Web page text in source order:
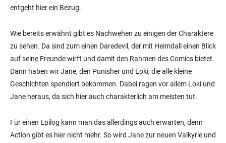
entgeht hier ein Bezug.
Wie bereits erwähnt gibt es Nachwehen zu einigen der Charaktere
zu sehen. Da sind zum einen Daredevil, der mit Heimdall einen Blick
auf seine Freunde wirft und damit den Rahmen des Comics bietet.
Dann haben wir Jane, den Punisher und Loki, die alle kleine
Geschichten spendiert bekommen. Dabei ragen vor allem Loki und
Jane heraus, da sich hier auch charakterlich am meisten tut.
Für einen Epilog kann man das allerdings auch erwarten, denn
Action gibt es hier nicht mehr. So wird Jane zur neuen Valkyrie und